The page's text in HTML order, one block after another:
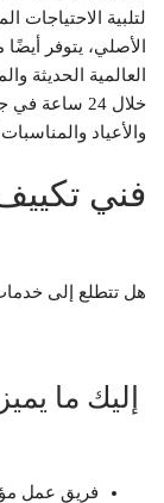
لتلبية الاحتياجات
الأصلي، يتوفر
العالمية الحديثة
خلال 24
والأعياد
فني
هل تتطلع إلى
إليك ما
فريق عمل